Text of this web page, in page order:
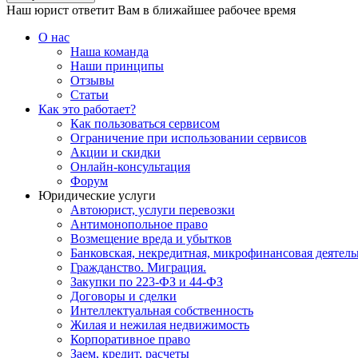
Наш юрист ответит Вам в ближайшее рабочее время
О нас
Наша команда
Наши принципы
Отзывы
Статьи
Как это работает?
Как пользоваться сервисом
Ограничение при использовании сервисов
Акции и скидки
Онлайн-консультация
Форум
Юридические услуги
Автоюрист, услуги перевозки
Антимонопольное право
Возмещение вреда и убытков
Банковская, некредитная, микрофинансовая
Гражданство. Миграция.
Закупки по 223-ФЗ и 44-ФЗ
Договоры и сделки
Интеллектуальная собственность
Жилая и нежилая недвижимость
Корпоративное право
Заем, кредит, расчеты